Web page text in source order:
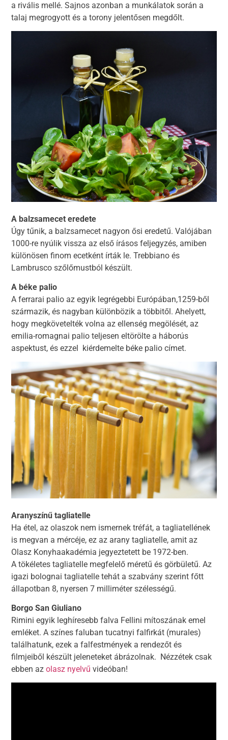
a rivális mellé. Sajnos azonban a munkálatok során a
talaj megrogyott és a torony jelentősen megdőlt.
A balzsamecet eredete
Úgy tűnik, a balzsamecet nagyon ősi eredetű. Valójában
1000-re nyúlik vissza az első írásos feljegyzés, amiben
különösen finom ecetként írták le. Trebbiano és
Lambrusco szőlőmustból készült.
A béke palio
A ferrarai palio az egyik legrégebbi Európában,1259-ből
származik, és nagyban különbözik a többitől. Ahelyett,
hogy megkövetelték volna az ellenség megölését, az
emilia-romagnai palio teljesen eltörölte a háborús
aspektust, és ezzel kiérdemelte béke palio címet.
Aranyszínű tagliatelle
Ha étel, az olaszok nem ismernek tréfát, a tagliatellének
is megvan a mércéje, ez az arany tagliatelle, amit az
Olasz Konyhaakadémia jegyeztetett be 1972-ben.
A tökéletes tagliatelle megfelelő méretű és görbületű. Az
igazi bolognai tagliatelle tehát a szabvány szerint főtt
állapotban 8, nyersen 7 milliméter szélességű.
Borgo San Giuliano
Rimini egyik leghíresebb falva Fellini mítoszának emel
emléket. A színes faluban tucatnyi falfirkát (murales)
találhatunk, ezek a falfestmények a rendezőt és
filmjeiből készült jeleneteket ábrázolnak. Nézzétek csak
ebben azolasz nyelvű videóban!